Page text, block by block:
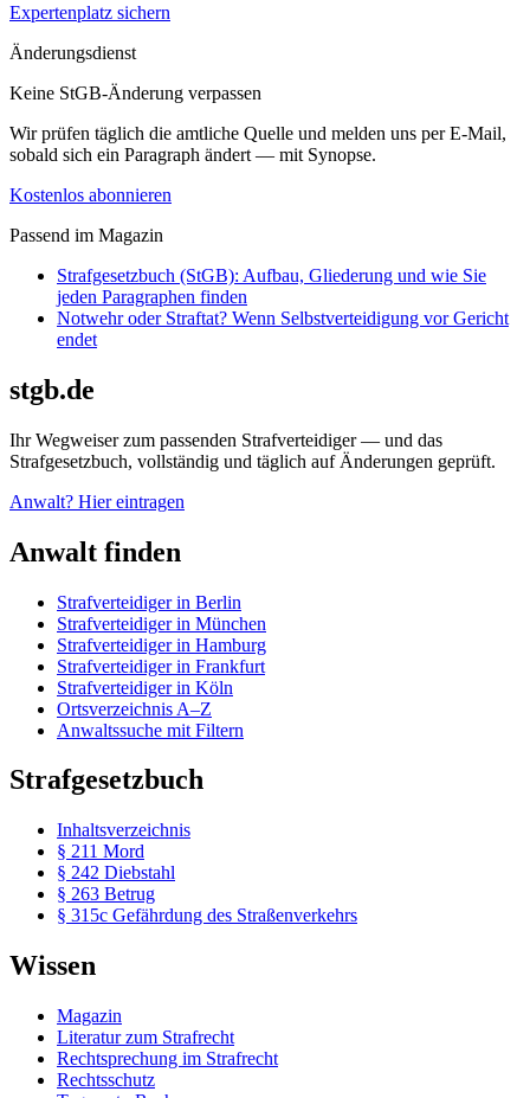
Expertenplatz sichern
Änderungsdienst
Keine StGB-Änderung verpassen
Wir prüfen täglich die amtliche Quelle und melden uns per E-Mail,
sobald sich ein Paragraph ändert — mit Synopse.
Kostenlos abonnieren
Passend im Magazin
Strafgesetzbuch (StGB): Aufbau, Gliederung und wie Sie
jeden Paragraphen finden
Notwehr oder Straftat? Wenn Selbstverteidigung vor Gericht
endet
stgb.de
Ihr Wegweiser zum passenden Strafverteidiger — und das
Strafgesetzbuch, vollständig und täglich auf Änderungen geprüft.
Anwalt? Hier eintragen
Anwalt finden
Strafverteidiger in Berlin
Strafverteidiger in München
Strafverteidiger in Hamburg
Strafverteidiger in Frankfurt
Strafverteidiger in Köln
Ortsverzeichnis A–Z
Anwaltssuche mit Filtern
Strafgesetzbuch
Inhaltsverzeichnis
§ 211 Mord
§ 242 Diebstahl
§ 263 Betrug
§ 315c Gefährdung des Straßenverkehrs
Wissen
Magazin
Literatur zum Strafrecht
Rechtsprechung im Strafrecht
Rechtsschutz